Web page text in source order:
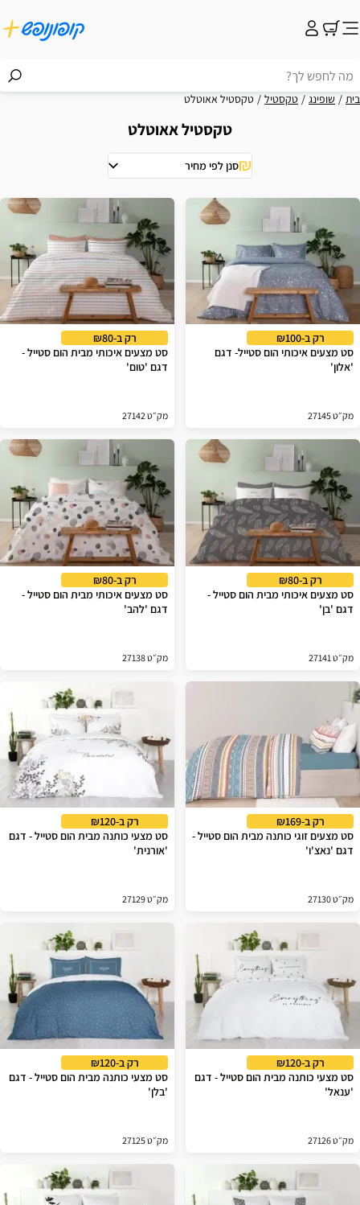
בית שופינג טקסטיל טקסטיל אאוטלט
טקסטיל אאוטלט
סנן לפי מחיר
תוצאות
רק ב-₪100
סט מצעים איכותי הום סטייל- דגם
'אלון'
מק״ט 27145
רק ב-₪80
סט מצעים איכותי מבית הום סטייל -
דגם 'טום'
מק״ט 27142
רק ב-₪80
סט מצעים איכותי מבית הום סטייל -
דגם 'בן'
מק״ט 27141
רק ב-₪80
סט מצעים איכותי מבית הום סטייל -
דגם 'להב'
מק״ט 27138
רק ב-₪169
סט מצעים זוגי כותנה מבית הום סטייל -
דגם 'נאצ'ו'
מק״ט 27130
רק ב-₪120
סט מצעי כותנה מבית הום סטייל - דגם
'אורנית'
מק״ט 27129
רק ב-₪120
סט מצעי כותנה מבית הום סטייל - דגם
'ענאל'
מק״ט 27126
רק ב-₪120
סט מצעי כותנה מבית הום סטייל - דגם
'בלן'
מק״ט 27125